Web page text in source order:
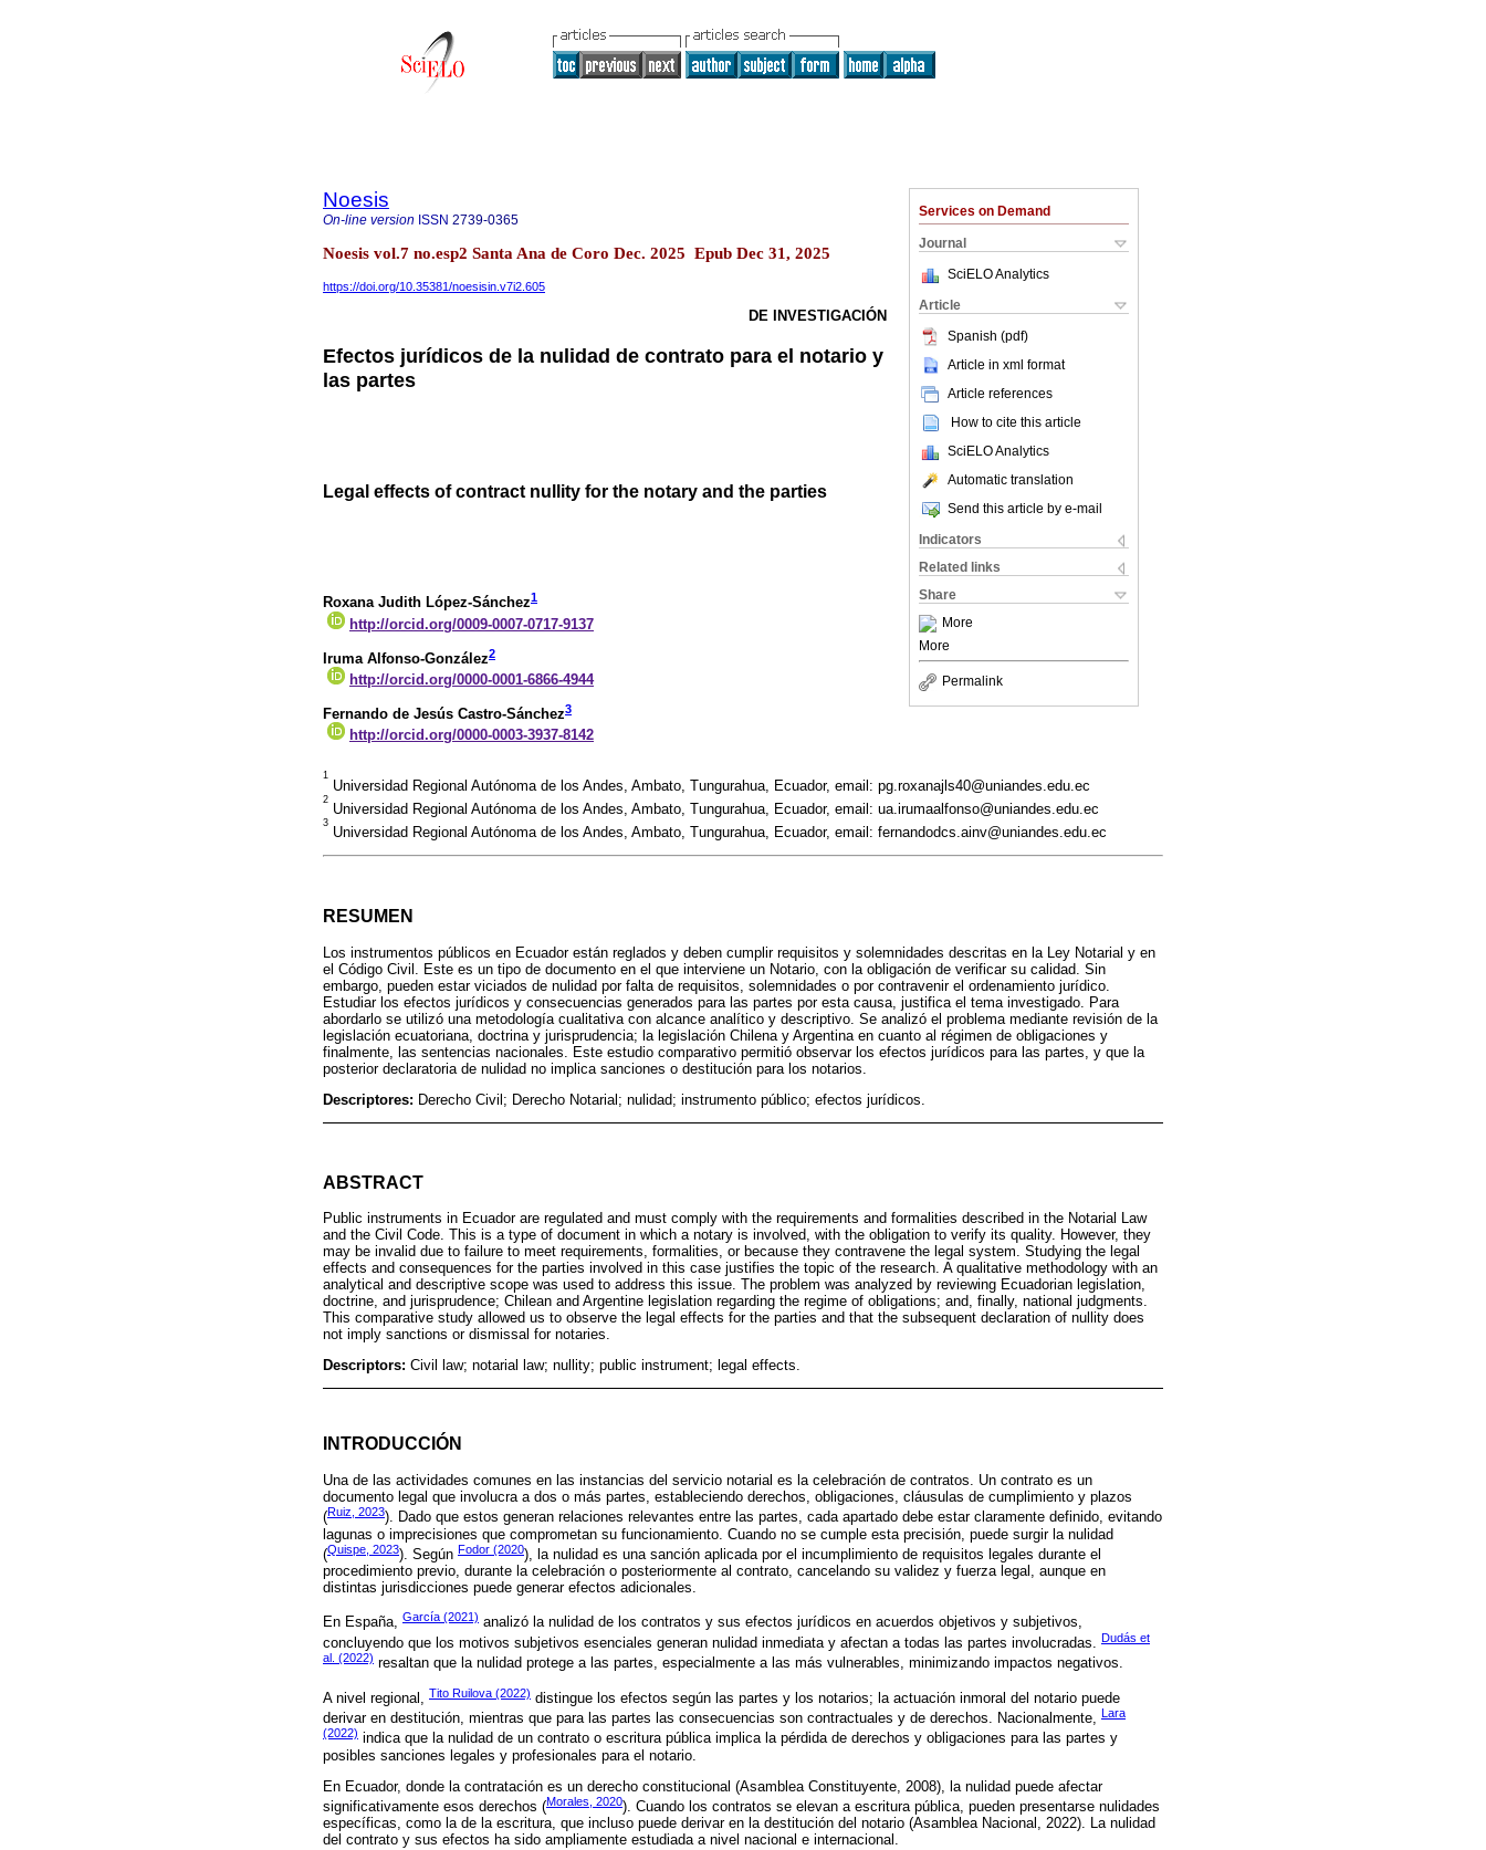
Services on Demand
Journal
SciELO Analytics
Article
Spanish (pdf)
Article in xml format
Article references
How to cite this article
SciELO Analytics
Automatic translation
Send this article by e-mail
Indicators
Related links
Share
More
More
Permalink
Noesis
On-line version ISSN 2739-0365
Noesis vol.7 no.esp2 Santa Ana de Coro Dec. 2025 Epub Dec 31, 2025
https://doi.org/10.35381/noesisin.v7i2.605
DE INVESTIGACIÓN
Efectos jurídicos de la nulidad de contrato para el notario y
las partes
Legal effects of contract nullity for the notary and the parties
Roxana Judith López-Sánchez1
http://orcid.org/0009-0007-0717-9137
Iruma Alfonso-González2
http://orcid.org/0000-0001-6866-4944
Fernando de Jesús Castro-Sánchez3
http://orcid.org/0000-0003-3937-8142
1
Universidad Regional Autónoma de los Andes, Ambato, Tungurahua, Ecuador, email: pg.roxanajls40@uniandes.edu.ec
2
Universidad Regional Autónoma de los Andes, Ambato, Tungurahua, Ecuador, email: ua.irumaalfonso@uniandes.edu.ec
3
Universidad Regional Autónoma de los Andes, Ambato, Tungurahua, Ecuador, email: fernandodcs.ainv@uniandes.edu.ec
RESUMEN
Los instrumentos públicos en Ecuador están reglados y deben cumplir requisitos y solemnidades descritas en la Ley Notarial y en
el Código Civil. Este es un tipo de documento en el que interviene un Notario, con la obligación de verificar su calidad. Sin
embargo, pueden estar viciados de nulidad por falta de requisitos, solemnidades o por contravenir el ordenamiento jurídico.
Estudiar los efectos jurídicos y consecuencias generados para las partes por esta causa, justifica el tema investigado. Para
abordarlo se utilizó una metodología cualitativa con alcance analítico y descriptivo. Se analizó el problema mediante revisión de la
legislación ecuatoriana, doctrina y jurisprudencia; la legislación Chilena y Argentina en cuanto al régimen de obligaciones y
finalmente, las sentencias nacionales. Este estudio comparativo permitió observar los efectos jurídicos para las partes, y que la
posterior declaratoria de nulidad no implica sanciones o destitución para los notarios.
Descriptores: Derecho Civil; Derecho Notarial; nulidad; instrumento público; efectos jurídicos.
ABSTRACT
Public instruments in Ecuador are regulated and must comply with the requirements and formalities described in the Notarial Law
and the Civil Code. This is a type of document in which a notary is involved, with the obligation to verify its quality. However, they
may be invalid due to failure to meet requirements, formalities, or because they contravene the legal system. Studying the legal
effects and consequences for the parties involved in this case justifies the topic of the research. A qualitative methodology with an
analytical and descriptive scope was used to address this issue. The problem was analyzed by reviewing Ecuadorian legislation,
doctrine, and jurisprudence; Chilean and Argentine legislation regarding the regime of obligations; and, finally, national judgments.
This comparative study allowed us to observe the legal effects for the parties and that the subsequent declaration of nullity does
not imply sanctions or dismissal for notaries.
Descriptors: Civil law; notarial law; nullity; public instrument; legal effects.
INTRODUCCIÓN
Una de las actividades comunes en las instancias del servicio notarial es la celebración de contratos. Un contrato es un
documento legal que involucra a dos o más partes, estableciendo derechos, obligaciones, cláusulas de cumplimiento y plazos
(Ruiz, 2023). Dado que estos generan relaciones relevantes entre las partes, cada apartado debe estar claramente definido, evitando
lagunas o imprecisiones que comprometan su funcionamiento. Cuando no se cumple esta precisión, puede surgir la nulidad
(Quispe, 2023). Según Fodor (2020), la nulidad es una sanción aplicada por el incumplimiento de requisitos legales durante el
procedimiento previo, durante la celebración o posteriormente al contrato, cancelando su validez y fuerza legal, aunque en
distintas jurisdicciones puede generar efectos adicionales.
En España, García (2021) analizó la nulidad de los contratos y sus efectos jurídicos en acuerdos objetivos y subjetivos,
concluyendo que los motivos subjetivos esenciales generan nulidad inmediata y afectan a todas las partes involucradas.
Dudás et
al. (2022) resaltan que la nulidad protege a las partes, especialmente a las más vulnerables, minimizando impactos negativos.
A nivel regional, Tito Ruilova (2022) distingue los efectos según las partes y los notarios; la actuación inmoral del notario puede
derivar en destitución, mientras que para las partes las consecuencias son contractuales y de derechos. Nacionalmente, Lara
(2022) indica que la nulidad de un contrato o escritura pública implica la pérdida de derechos y obligaciones para las partes y
posibles sanciones legales y profesionales para el notario.
En Ecuador, donde la contratación es un derecho constitucional (Asamblea Constituyente, 2008), la nulidad puede afectar
significativamente esos derechos (Morales, 2020). Cuando los contratos se elevan a escritura pública, pueden presentarse nulidades
específicas, como la de la escritura, que incluso puede derivar en la destitución del notario (Asamblea Nacional, 2022). La nulidad
del contrato y sus efectos ha sido ampliamente estudiada a nivel nacional e internacional.